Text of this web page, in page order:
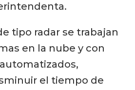
tipo radar se trabajan
en la nube y con
el tiempo de